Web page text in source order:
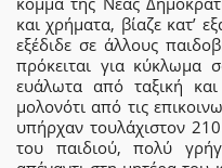
και χρήματα, βίαζε κατ’
εξέδιδε σε άλλους
πρόκειται για κύκλωμα
ευάλωτα από ταξική
μολονότι από τις
υπήρχαν τουλάχιστον
του παιδιού, πολύ